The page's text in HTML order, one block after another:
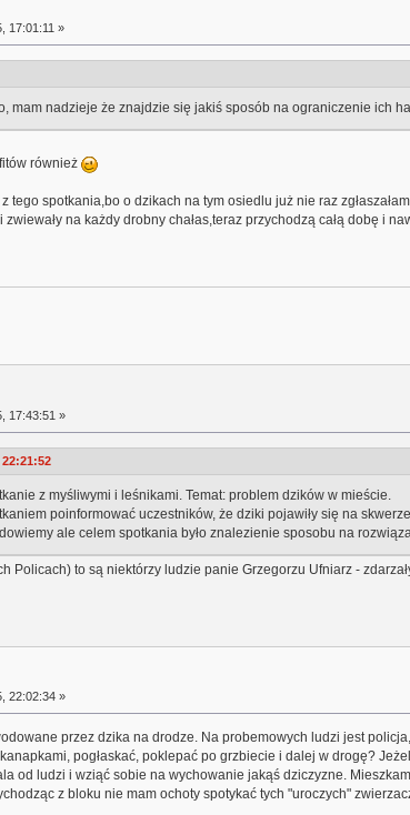
17:01:11 »
mam nadzieje że znajdzie się jakiś sposób na ograniczenie ich
również
tego spotkania,bo o dzikach na tym osiedlu już nie raz
na każdy drobny chałas,teraz przychodzą całą dobę i
17:43:51 »
z myśliwymi i leśnikami. Temat: problem dzików w mieście.
poinformować uczestników, że dziki pojawiły się na
ale celem spotkania było znalezienie sposobu na
Policach) to są niektórzy ludzie panie Grzegorzu Ufniarz -
22:02:34 »
przez dzika na drodze. Na probemowych ludzi jest
pogłaskać, poklepać po grzbiecie i dalej w drogę?
od ludzi i wziąć sobie na wychowanie jakąś dziczyzne.
z bloku nie mam ochoty spotykać tych "uroczych"